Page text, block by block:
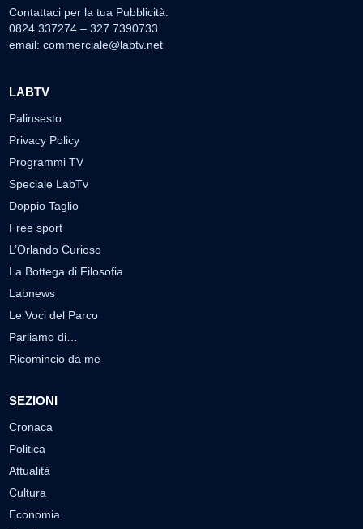
Contattaci per la tua Pubblicità:
0824.337274 – 327.7390733
email: commerciale@labtv.net
LABTV
Palinsesto
Privacy Policy
Programmi TV
Speciale LabTv
Doppio Taglio
Free sport
L’Orlando Curioso
La Bottega di Filosofia
Labnews
Le Voci del Parco
Parliamo di…
Ricomincio da me
SEZIONI
Cronaca
Politica
Attualità
Cultura
Economia